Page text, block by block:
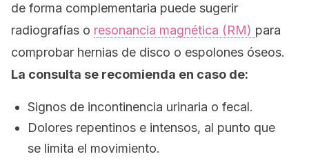
de forma complementaria puede sugerir
radiografías o resonancia magnética (RM) para
comprobar hernias de disco o espolones óseos.
La consulta se recomienda en caso de:
Signos de incontinencia urinaria o fecal.
Dolores repentinos e intensos, al punto que
se limita el movimiento.